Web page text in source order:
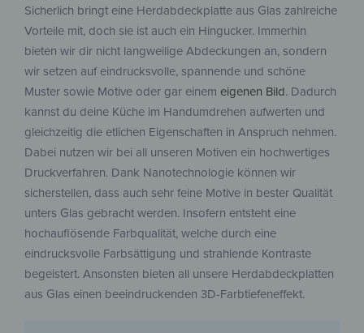
Sicherlich bringt eine Herdabdeckplatte aus Glas zahlreiche
Vorteile mit, doch sie ist auch ein Hingucker. Immerhin
bieten wir dir nicht langweilige Abdeckungen an, sondern
wir setzen auf eindrucksvolle, spannende und schöne
Muster sowie Motive oder gar einem eigenen Bild. Dadurch
kannst du deine Küche im Handumdrehen aufwerten und
gleichzeitig die etlichen Eigenschaften in Anspruch nehmen.
Dabei nutzen wir bei all unseren Motiven ein hochwertiges
Druckverfahren. Dank Nanotechnologie können wir
sicherstellen, dass auch sehr feine Motive in bester Qualität
unters Glas gebracht werden. Insofern entsteht eine
hochauflösende Farbqualität, welche durch eine
eindrucksvolle Farbsättigung und strahlende Kontraste
begeistert. Ansonsten bieten all unsere Herdabdeckplatten
aus Glas einen beeindruckenden 3D-Farbtiefeneffekt.